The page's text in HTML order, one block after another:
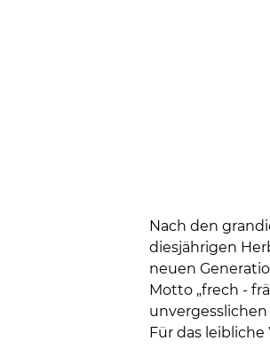
Nach den
diesjährigen
neuen
Motto „frech -
Für das